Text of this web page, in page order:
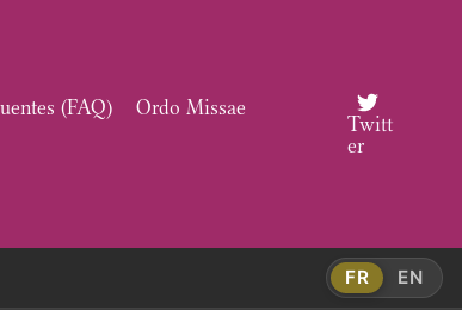
(FAQ)
Ordo Missae
Twitt
er
FR EN